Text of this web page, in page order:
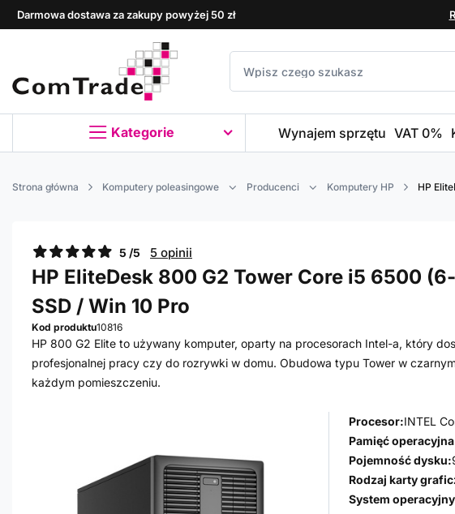
Darmowa dostawa za zakupy powyżej 50 zł
Kategorie Wynajem sprzętu VAT 0%
Strona główna Komputery poleasingowe Producenci Komputery HP HP
5 /5 5 opinii
HP EliteDesk 800 G2 Tower Core i5 6500
SSD / Win 10 Pro
Kod produktu10816
HP 800 G2 Elite to używany komputer, oparty na procesorach Intel-a, który
profesjonalnej pracy czy do rozrywki w domu. Obudowa typu Tower w
każdym pomieszczeniu.
Procesor:INTEL
Pamięć
Pojemność dysku:
Rodzaj karty
System